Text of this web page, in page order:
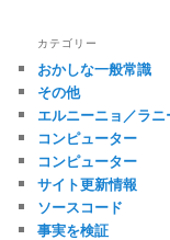
カテゴリー
おかしな一般常識
その他
エルニーニョ／ラ
コンピューター
コンピューター
サイト更新情報
ソースコード
事実を検証